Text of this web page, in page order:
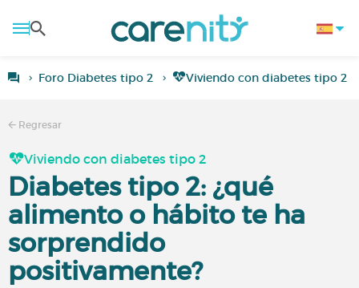
Foro Diabetes tipo 2 Viviendo con diabetes tipo 2
Regresar
Viviendo con diabetes tipo 2
Diabetes tipo 2: ¿qué
alimento o hábito te ha
sorprendido
positivamente?